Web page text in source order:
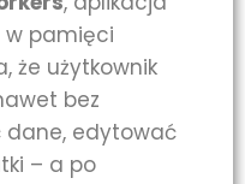
w pamięci
że użytkownik
bez
dane, edytować
– a po